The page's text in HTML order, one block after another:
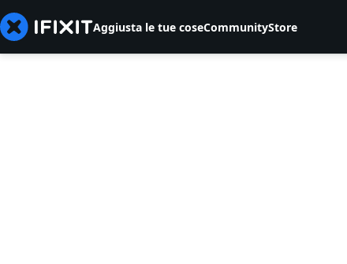
Aggiusta le tue coseCommunityStore